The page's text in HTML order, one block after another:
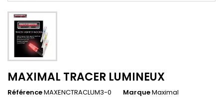
MAXIMAL TRACER LUMINEUX
RéférenceMAXENCTRACLUM3-0 MarqueMaximal